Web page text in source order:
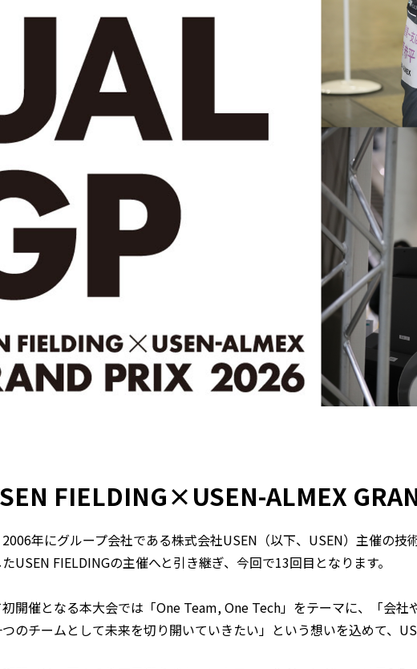
FIELDING×USEN-ALMEX
年にグループ会社である株式会社USEN（以下、USEN）主催の
USEN FIELDINGの主催へと引き継ぎ、今回で13回目となります。
開催となる本大会では「One Team, One Tech」をテーマに、「会
のチームとして未来を切り開いていきたい」という想いを込めて、